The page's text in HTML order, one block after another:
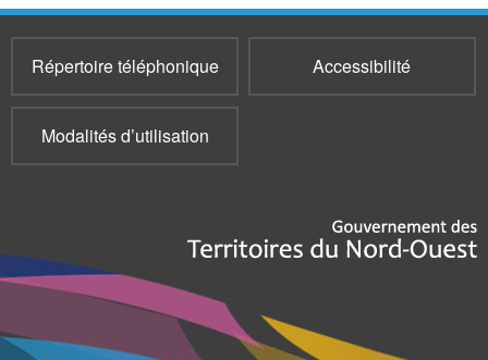
Répertoire téléphonique Accessibilité
Modalités d’utilisation